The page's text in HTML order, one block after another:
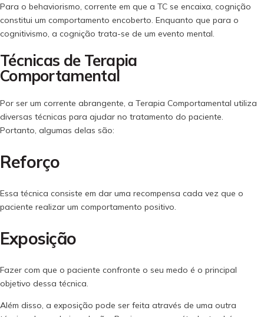
Para o behaviorismo, corrente em que a TC se encaixa, cognição
constitui um comportamento encoberto. Enquanto que para o
cognitivismo, a cognição trata-se de um evento mental.
Técnicas de Terapia
Comportamental
Por ser um corrente abrangente, a Terapia Comportamental utiliza
diversas técnicas para ajudar no tratamento do paciente.
Portanto, algumas delas são:
Reforço
Essa técnica consiste em dar uma recompensa cada vez que o
paciente realizar um comportamento positivo.
Exposição
Fazer com que o paciente confronte o seu medo é o principal
objetivo dessa técnica.
Além disso, a exposição pode ser feita através de uma outra